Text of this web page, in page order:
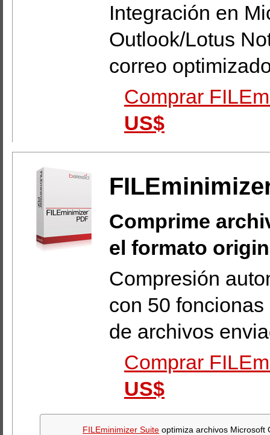
Integración en
Outlook/Lotus
correo
Comprar
US$
Comprime
el formato
Compresión
con 50
de archivos
Comprar
US$
FILEminimizer Suite optimiza archivos Microsoft